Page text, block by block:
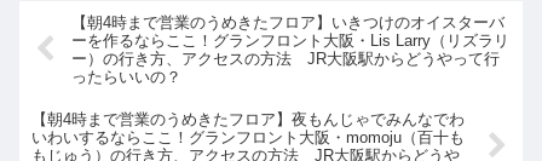
【朝4時まで営業のうめきたフロア】いきつけのオイスターバ
ーを作るならここ！グランフロント大阪・Lis Larry（リズラリ
ー）の行き方、アクセスの方法 JR大阪駅からどうやって行
ったらいいの？
【朝4時まで営業のうめきたフロア】夜もんじゃでみんなでわ
いわいするならここ！グランフロント大阪・momoju（百十も
もじゅう）の行き方、アクセスの方法 JR大阪駅からどうや